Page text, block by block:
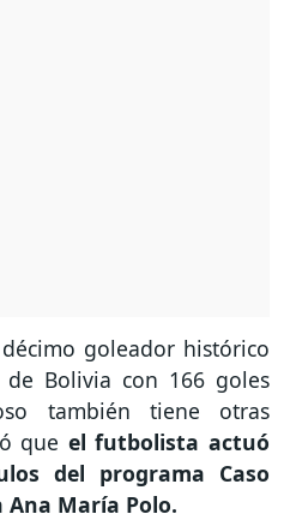
goleador histórico
Bolivia con 166 goles
también tiene otras
que el futbolista actuó
del programa Caso
María Polo.